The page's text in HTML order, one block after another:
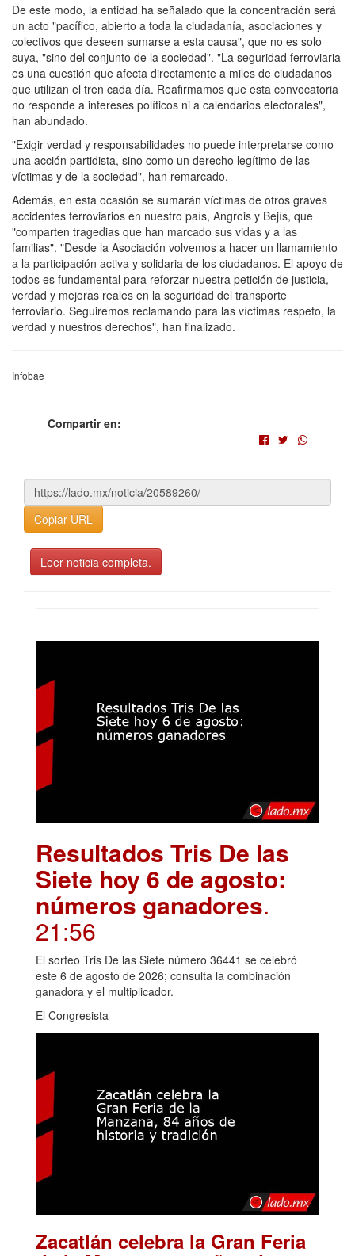
De este modo, la entidad ha señalado que la concentración será
un acto "pacífico, abierto a toda la ciudadanía, asociaciones y
colectivos que deseen sumarse a esta causa", que no es solo
suya, "sino del conjunto de la sociedad". "La seguridad ferroviaria
es una cuestión que afecta directamente a miles de ciudadanos
que utilizan el tren cada día. Reafirmamos que esta convocatoria
no responde a intereses políticos ni a calendarios electorales",
han abundado.
"Exigir verdad y responsabilidades no puede interpretarse como
una acción partidista, sino como un derecho legítimo de las
víctimas y de la sociedad", han remarcado.
Además, en esta ocasión se sumarán víctimas de otros graves
accidentes ferroviarios en nuestro país, Angrois y Bejís, que
"comparten tragedias que han marcado sus vidas y a las
familias". "Desde la Asociación volvemos a hacer un llamamiento
a la participación activa y solidaria de los ciudadanos. El apoyo de
todos es fundamental para reforzar nuestra petición de justicia,
verdad y mejoras reales en la seguridad del transporte
ferroviario. Seguiremos reclamando para las víctimas respeto, la
verdad y nuestros derechos", han finalizado.
Infobae
Compartir en:
Copiar URL
Leer noticia completa.
Resultados Tris De las
Siete hoy 6 de agosto:
números ganadores.
21:56
El sorteo Tris De las Siete número 36441 se celebró
este 6 de agosto de 2026; consulta la combinación
ganadora y el multiplicador.
El Congresista
Zacatlán celebra la Gran Feria